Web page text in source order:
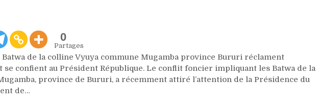
0
Partages
de la colline Vyuya commune Mugamba province Bururi réclament
se confient au Président République. Le conflit foncier impliquant les Batwa de la
province de Bururi, a récemment attiré l’attention de la Présidence du
de…